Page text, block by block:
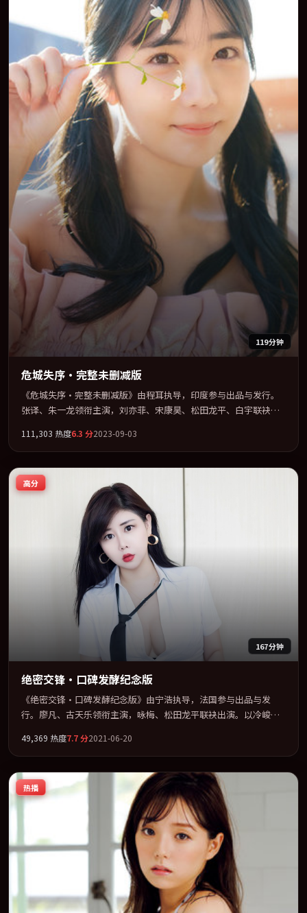
119分钟
危城失序·完整未删减版
《危城失序·完整未删减版》由程耳执导，印度参与出品与发行。
张译、朱一龙领衔主演，刘亦菲、宋康昊、松田龙平、白宇联袂出
记」类型为骨架，在叙事、表演与视听上力求统一。定于 2023-03-
10 在内地院线及主流平台同步亮相，2023 年度话题片中口碑稳健，
适合喜欢强情节与人物弧光的观众完整观看。
111,303 热度6.3 分2023-09-03
高分
167分钟
绝密交锋·口碑发酵纪念版
《绝密交锋·口碑发酵纪念版》由宁浩执导，法国参与出品与发
行。廖凡、古天乐领衔主演，咏梅、松田龙平联袂出演。以冷峻镜
事、表演与视听上力求统一。定于 2021-06-14 在内地院线及主流平
台同步亮相，2021 年度话题片中口碑稳健，适合喜欢强情节与人物
弧光的观众完整观看。
49,369 热度7.7分2021-06-20
热播